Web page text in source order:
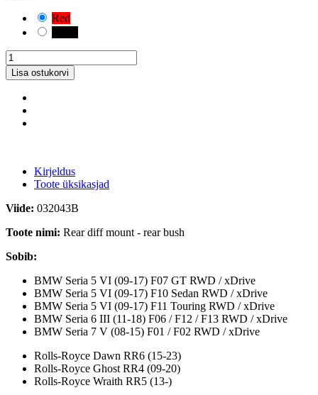
Red
Lisa ostukorvi
Kirjeldus
Toote üksikasjad
Viide: 032043B
Toote nimi: Rear diff mount - rear bush
Sobib:
BMW Seria 5 VI (09-17) F07 GT RWD / xDrive
BMW Seria 5 VI (09-17) F10 Sedan RWD / xDrive
BMW Seria 5 VI (09-17) F11 Touring RWD / xDrive
BMW Seria 6 III (11-18) F06 / F12 / F13 RWD / xDrive
BMW Seria 7 V (08-15) F01 / F02 RWD / xDrive
Rolls-Royce Dawn RR6 (15-23)
Rolls-Royce Ghost RR4 (09-20)
Rolls-Royce Wraith RR5 (13-)